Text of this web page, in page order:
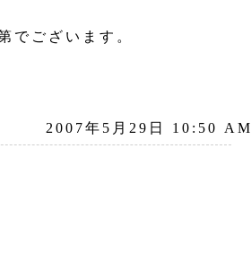
でございます。
2007年5月29日 10:50 AM